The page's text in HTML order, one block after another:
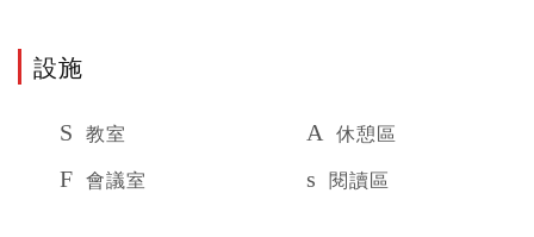
設施
教室
休憩區
會議室
閱讀區